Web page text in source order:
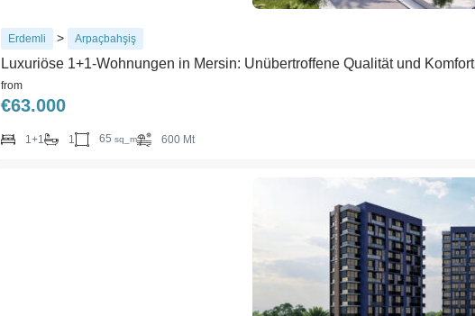
Erdemli > Arpaçbahşiş
Luxuriöse 1+1-Wohnungen in Mersin: Unübertroffene Qualität und Komfort
from
€63.000
1+1 1 65 sq_m 600 Mt